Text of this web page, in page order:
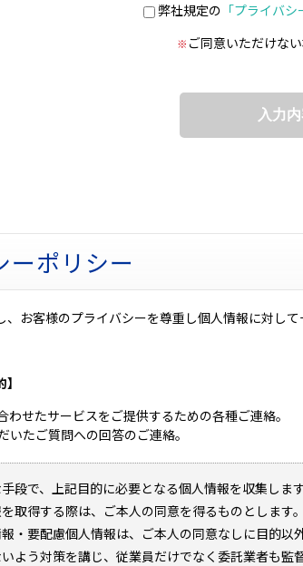
弊社規定の 「プライバシ
※ ご同意いただけな
ーポリシー
、お客様のプライバシーを尊重し個人情報に対し
わせたサービスをご提供するための各種ご連絡。
いたご質問への回答のご連絡。
段で、上記目的に必要となる個人情報を収集します
取得する際は、ご本人の同意を得るものとします。
・要配慮個人情報は、ご本人の同意なしに目的以
よう対策を講じ、従業員だけでなく委託業者も監督